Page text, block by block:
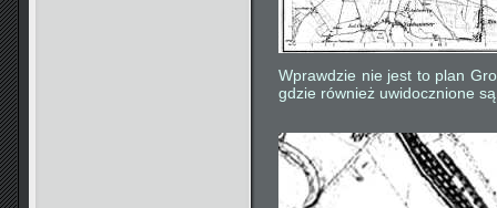
Wprawdzie nie jest to plan
gdzie również uwidocznione